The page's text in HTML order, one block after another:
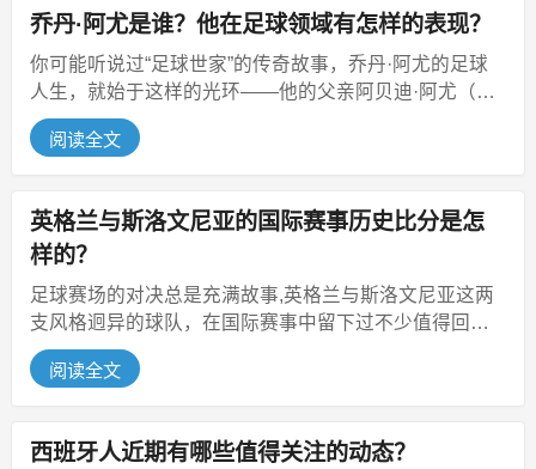
乔丹·阿尤是谁？他在足球领域有怎样的表现？
你可能听说过“足球世家”的传奇故事，乔丹·阿尤的足球
人生，就始于这样的光环——他的父亲阿贝迪·阿尤（阿
贝迪·贝利）是加纳足球名宿...
阅读全文
英格兰与斯洛文尼亚的国际赛事历史比分是怎
样的？
足球赛场的对决总是充满故事,英格兰与斯洛文尼亚这两
支风格迥异的球队，在国际赛事中留下过不少值得回味
的比分记录，从斯洛文尼亚独立后...
阅读全文
西班牙人近期有哪些值得关注的动态？